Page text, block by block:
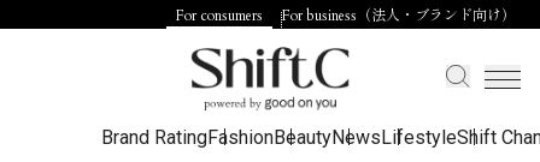
For consumers For business（法人・ブランド向け）
Brand RatingFashionBeautyNewsLifestyleShift